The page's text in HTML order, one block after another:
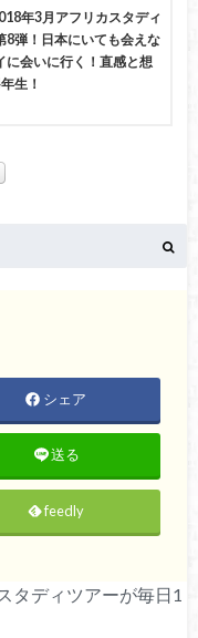
年3月アフリカスタディ
8弾！日本にいても会えな
に会いに行く！直感と想
生！
シェア
送る
feedly
タディツアーが毎日1